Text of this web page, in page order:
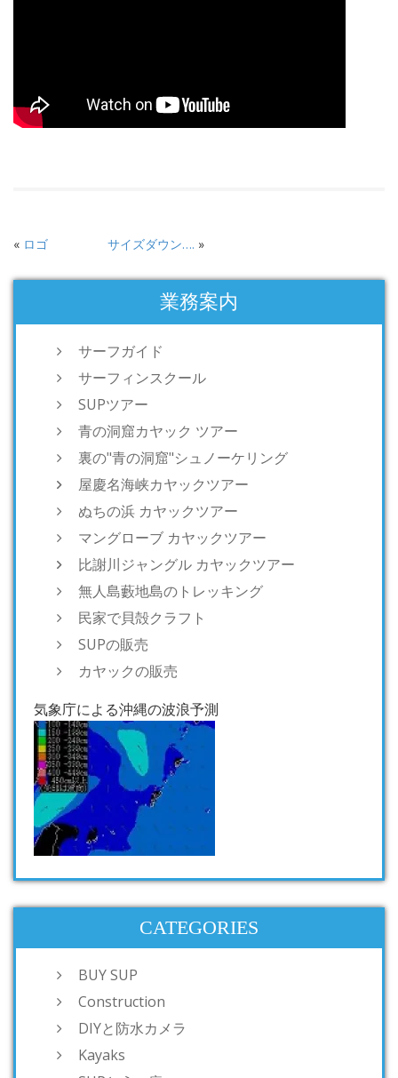
« ロゴ サイズダウン…. »
業務案内
サーフガイド
サーフィンスクール
SUPツアー
青の洞窟カヤック ツアー
裏の"青の洞窟"シュノーケリング
屋慶名海峡カヤックツアー
ぬちの浜 カヤックツアー
マングローブ カヤックツアー
比謝川ジャングル カヤックツアー
無人島藪地島のトレッキング
民家で貝殻クラフト
SUPの販売
カヤックの販売
気象庁による沖縄の波浪予測
CATEGORIES
BUY SUP
Construction
DIYと防水カメラ
Kayaks